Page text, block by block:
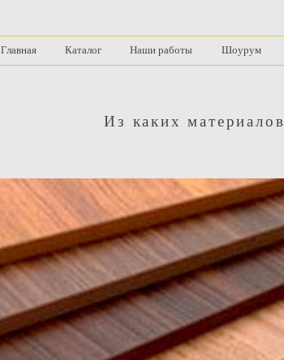
Главная Каталог Наши работы Шоурум
Из каких